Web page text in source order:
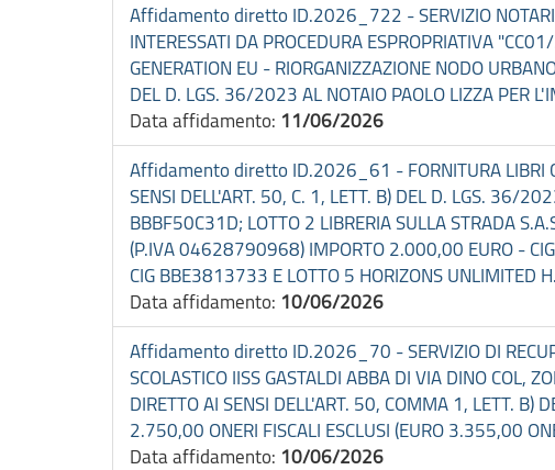
Affidamento diretto ID.2026_722 - SERVIZIO
INTERESSATI DA PROCEDURA ESPROPRIATIVA
GENERATION EU - RIORGANIZZAZIONE NODO
DEL D. LGS. 36/2023 AL NOTAIO PAOLO LIZZA PER
Data affidamento: 11/06/2026
Affidamento diretto ID.2026_61 - FORNITURA LIBRI
SENSI DELL'ART. 50, C. 1, LETT. B) DEL D. LGS. 36/
BBBF50C31D; LOTTO 2 LIBRERIA SULLA STRADA
(P.IVA 04628790968) IMPORTO 2.000,00 EURO -
CIG BBE3813733 E LOTTO 5 HORIZONS
Data affidamento: 10/06/2026
Affidamento diretto ID.2026_70 - SERVIZIO DI
SCOLASTICO IISS GASTALDI ABBA DI VIA DINO COL,
DIRETTO AI SENSI DELL'ART. 50, COMMA 1, LETT.
2.750,00 ONERI FISCALI ESCLUSI (EURO 3.355,00
Data affidamento: 10/06/2026